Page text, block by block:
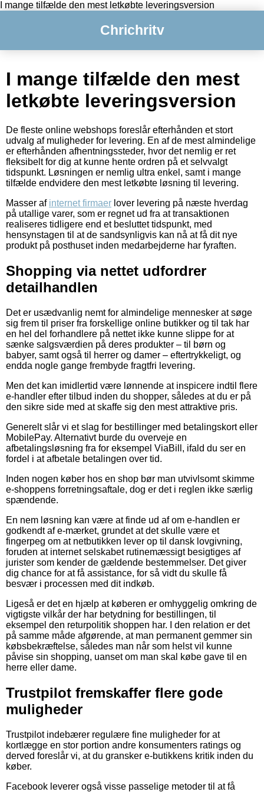
I mange tilfælde den mest letkøbte leveringsversion
Chrichritv
I mange tilfælde den mest
letkøbte leveringsversion
De fleste online webshops foreslår efterhånden et stort
udvalg af muligheder for levering. En af de mest almindelige
er efterhånden afhentningssteder, hvor det nemlig er ret
fleksibelt for dig at kunne hente ordren på et selvvalgt
tidspunkt. Løsningen er nemlig ultra enkel, samt i mange
tilfælde endvidere den mest letkøbte løsning til levering.
Masser af internet firmaer lover levering på næste hverdag
på utallige varer, som er regnet ud fra at transaktionen
realiseres tidligere end et besluttet tidspunkt, med
hensynstagen til at de sandsynligvis kan nå at få dit nye
produkt på posthuset inden medarbejderne har fyraften.
Shopping via nettet udfordrer
detailhandlen
Det er usædvanlig nemt for almindelige mennesker at søge
sig frem til priser fra forskellige online butikker og til tak har
en hel del forhandlere på nettet ikke kunne slippe for at
sænke salgsværdien på deres produkter – til børn og
babyer, samt også til herrer og damer – eftertrykkeligt, og
endda nogle gange frembyde fragtfri levering.
Men det kan imidlertid være lønnende at inspicere indtil flere
e-handler efter tilbud inden du shopper, således at du er på
den sikre side med at skaffe sig den mest attraktive pris.
Generelt slår vi et slag for bestillinger med betalingskort eller
MobilePay. Alternativt burde du overveje en
afbetalingsløsning fra for eksempel ViaBill, ifald du ser en
fordel i at afbetale betalingen over tid.
Inden nogen køber hos en shop bør man utvivlsomt skimme
e-shoppens forretningsaftale, dog er det i reglen ikke særlig
spændende.
En nem løsning kan være at finde ud af om e-handlen er
godkendt af e-mærket, grundet at det skulle være et
fingerpeg om at netbutikken lever op til dansk lovgivning,
foruden at internet selskabet rutinemæssigt besigtiges af
jurister som kender de gældende bestemmelser. Det giver
dig chance for at få assistance, for så vidt du skulle få
besvær i processen med dit indkøb.
Ligeså er det en hjælp at køberen er omhyggelig omkring de
vigtigste vilkår der har betydning for bestillingen, til
eksempel den returpolitik shoppen har. I den relation er det
på samme måde afgørende, at man permanent gemmer sin
købsbekræftelse, således man når som helst vil kunne
påvise sin shopping, uanset om man skal købe gave til en
herre eller dame.
Trustpilot fremskaffer flere gode
muligheder
Trustpilot indebærer regulære fine muligheder for at
kortlægge en stor portion andre konsumenters ratings og
derved foreslår vi, at du gransker e-butikkens kritik inden du
køber.
Facebook leverer også visse passelige metoder til at få